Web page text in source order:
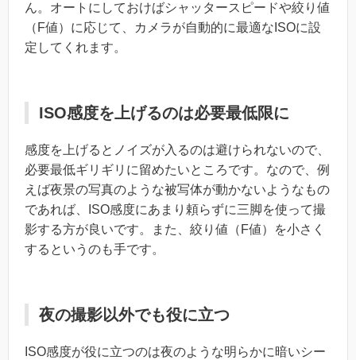
ん。オートにしておけばシャッタースピードや絞り値
（F値）に応じて、カメラが自動的に最適なISOに設
定してくれます。
ISO感度を上げるのは必要最低限に
感度を上げるとノイズが入るのは避けられないので、
必要最低ギリギリに留めたいところです。なので、例
えば夜景の写真のような被写体が動かないようなもの
であれば、ISO感度にあまり頼らずに三脚を使って撮
影する方が良いです。また、絞り値（F値）を小さく
するというのも手です。
夜の撮影以外でも役に立つ
ISO感度が役に立つのは夜のような明らかに暗いシー